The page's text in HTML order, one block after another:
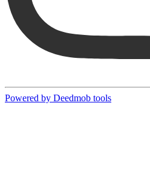
Powered by Deedmob tools